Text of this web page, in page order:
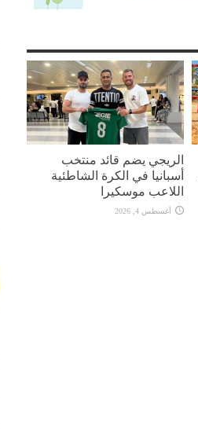
الريجي يضم قائد منتخب
أسبانيا في الكرة الشاطئية
اللاعب موسكيرا
أغسطس 4, 2026